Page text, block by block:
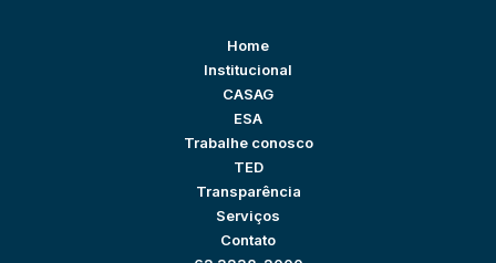
Home
Institucional
CASAG
ESA
Trabalhe conosco
TED
Transparência
Serviços
Contato